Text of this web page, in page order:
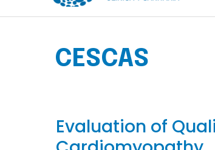
CESCAS
Evaluation of